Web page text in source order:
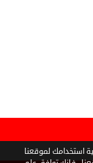
استخدامك لموقعنا